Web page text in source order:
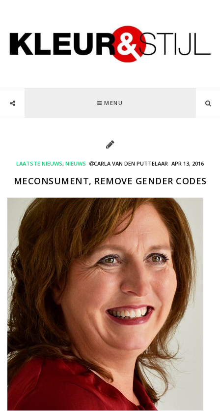
MENU
LAATSTE NIEUWS, NIEUWS CARLA VAN DEN PUTTELAAR APR 13, 2016
MECONSUMENT, REMOVE GENDER CODES